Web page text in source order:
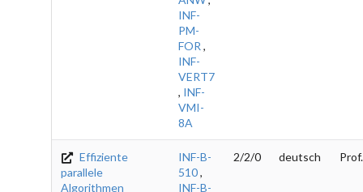
INF-
PM-
FOR ,
INF-
VERT7
, INF-
VMI-
8A
Effiziente
parallele
Algorithmen
INF-B-
510,
INF-B-
2/2/0 deutsch